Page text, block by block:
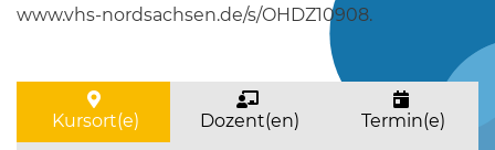
www.vhs-nordsachsen.de/s/OHDZ10908.
Kursort(e) Dozent(en) Termin(e)